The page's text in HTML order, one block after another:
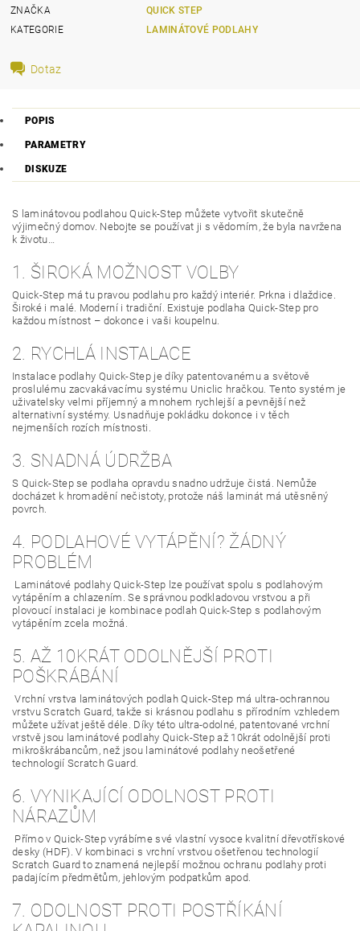
ZNAČKA
QUICK STEP
KATEGORIE
LAMINÁTOVÉ PODLAHY
Dotaz
POPIS
PARAMETRY
DISKUZE
S laminátovou podlahou Quick-Step můžete vytvořit skutečně
výjimečný domov. Nebojte se používat ji s vědomím, že byla navržena
k životu…
1. ŠIROKÁ MOŽNOST VOLBY
Quick-Step má tu pravou podlahu pro každý interiér. Prkna i dlaždice.
Široké i malé. Moderní i tradiční. Existuje podlaha Quick-Step pro
každou místnost – dokonce i vaši koupelnu.
2. RYCHLÁ INSTALACE
Instalace podlahy Quick-Step je díky patentovanému a světově
proslulému zacvakávacímu systému Uniclic hračkou. Tento systém je
uživatelsky velmi příjemný a mnohem rychlejší a pevnější než
alternativní systémy. Usnadňuje pokládku dokonce i v těch
nejmenších rozích místnosti.
3. SNADNÁ ÚDRŽBA
S Quick-Step se podlaha opravdu snadno udržuje čistá. Nemůže
docházet k hromadění nečistoty, protože náš laminát má utěsněný
povrch.
4. PODLAHOVÉ VYTÁPĚNÍ? ŽÁDNÝ
PROBLÉM
Laminátové podlahy Quick-Step lze používat spolu s podlahovým
vytápěním a chlazením. Se správnou podkladovou vrstvou a při
plovoucí instalaci je kombinace podlah Quick-Step s podlahovým
vytápěním zcela možná.
5. AŽ 10KRÁT ODOLNĚJŠÍ PROTI
POŠKRÁBÁNÍ
Vrchní vrstva laminátových podlah Quick-Step má ultra-ochrannou
vrstvu Scratch Guard, takže si krásnou podlahu s přírodním vzhledem
můžete užívat ještě déle. Díky této ultra-odolné, patentované vrchní
vrstvě jsou laminátové podlahy Quick-Step až 10krát odolnější proti
mikroškrábancům, než jsou laminátové podlahy neošetřené
technologií Scratch Guard.
6. VYNIKAJÍCÍ ODOLNOST PROTI
NÁRAZŮM
Přímo v Quick-Step vyrábíme své vlastní vysoce kvalitní dřevotřískové
desky (HDF). V kombinaci s vrchní vrstvou ošetřenou technologií
Scratch Guard to znamená nejlepší možnou ochranu podlahy proti
padajícím předmětům, jehlovým podpatkům apod.
7. ODOLNOST PROTI POSTŘÍKÁNÍ